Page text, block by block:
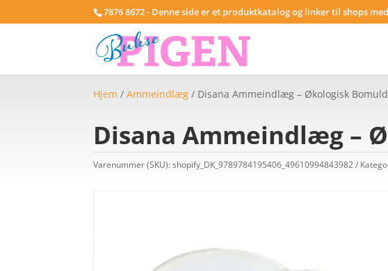
7876 8672 - Denne side er et produktkatalog og linker til shops
Hjem /Ammeindlæg / Disana Ammeindlæg – Økologisk Bomuld
Disana Ammeindlæg –
Varenummer (SKU):shopify_DK_9789784195406_49610994843982